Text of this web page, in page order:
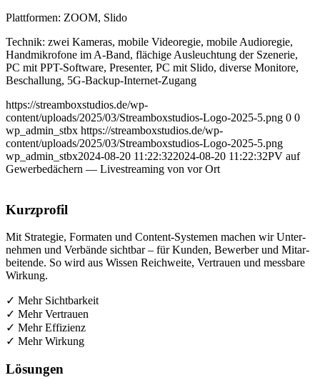
Platt­for­men: ZOOM, Slido
Tech­nik: zwei Kame­ras, mobi­le Video­re­gie, mobi­le Audio­re­gie,
Hand­mi­kro­fo­ne im A‑Band, flä­chi­ge Aus­leuch­tung der Sze­ne­rie,
PC mit PPT-Soft­ware, Pre­sen­ter, PC mit Slido, diver­se Moni­to­re,
Beschal­lung, 5G-Backup-Internet-Zugang
https://streamboxstudios.de/wp-
content/uploads/2025/03/Streamboxstudios-Logo-2025-5.png 0 0
wp_admin_stbx https://streamboxstudios.de/wp-
content/uploads/2025/03/Streamboxstudios-Logo-2025-5.png
wp_admin_stbx2024-08-20 11:22:322024-08-20 11:22:32PV auf
Gewer­be­dä­chern — Live­strea­ming von vor Ort
Kurz­pro­fil
Mit Stra­te­gie, For­ma­ten und Con­tent-Sys­te­men machen wir Unter­
neh­men und Ver­bän­de sicht­bar – für Kun­den, Bewer­ber und Mit­ar­
bei­ten­de. So wird aus Wis­sen Reich­wei­te, Ver­trau­en und mess­ba­re
Wirkung.
✓ Mehr Sichtbarkeit
✓ Mehr Vertrauen
✓ Mehr Effizienz
✓ Mehr Wirkung
Lösun­gen